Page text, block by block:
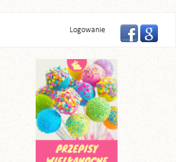
Logowanie